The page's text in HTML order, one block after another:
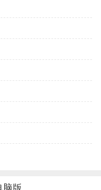
该是的！
晚，那千万扇的
，还是心酸？无
，想起亲人，一
旧，岁月依然！
，不再让自己遥
脑版